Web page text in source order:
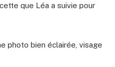
que Léa a suivie pour
photo bien éclairée, visage